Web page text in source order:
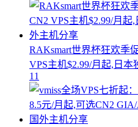
RAKsmart世界杯狂欢季
VPS主机$2.99/月起,日本
11